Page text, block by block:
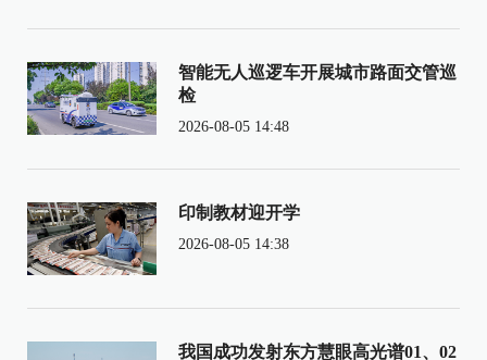
智能无人巡逻车开展城市路面交管巡
检
2026-08-05 14:48
印制教材迎开学
2026-08-05 14:38
我国成功发射东方慧眼高光谱01、02